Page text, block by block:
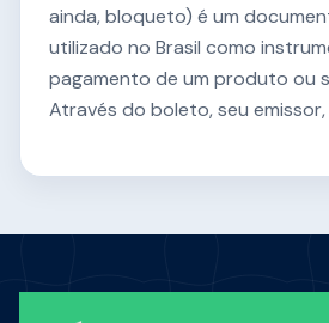
ainda, bloqueto) é um
utilizado no Brasil como
pagamento de um produto ou
Através do boleto, seu emissor,